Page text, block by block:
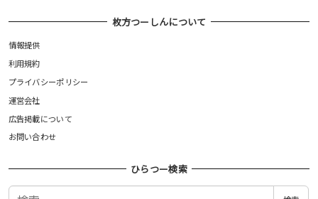
枚方つーしんについて
情報提供
利用規約
プライバシーポリシー
運営会社
広告掲載について
お問い合わせ
ひらつー検索
検